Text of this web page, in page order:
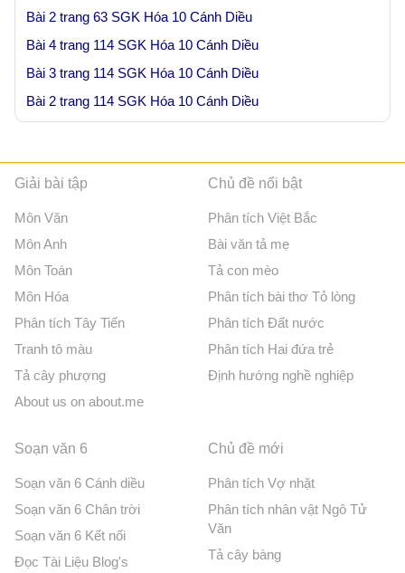
Bài 2 trang 63 SGK Hóa 10 Cánh Diều
Bài 4 trang 114 SGK Hóa 10 Cánh Diều
Bài 3 trang 114 SGK Hóa 10 Cánh Diều
Bài 2 trang 114 SGK Hóa 10 Cánh Diều
Giải bài tập
Môn Văn
Môn Anh
Môn Toán
Môn Hóa
Phân tích Tây Tiến
Tranh tô màu
Tả cây phượng
About us on about.me
Chủ đề nổi bật
Phân tích Việt Bắc
Bài văn tả mẹ
Tả con mèo
Phân tích bài thơ Tỏ lòng
Phân tích Đất nước
Phân tích Hai đứa trẻ
Định hướng nghề nghiệp
Soạn văn 6
Soạn văn 6 Cánh diều
Soạn văn 6 Chân trời
Soạn văn 6 Kết nối
Đọc Tài Liệu Blog's
Chủ đề mới
Phân tích Vợ nhặt
Phân tích nhân vật Ngô Tử
Văn
Tả cây bàng